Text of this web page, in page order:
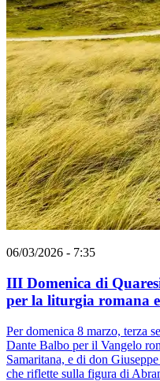
06/03/2026 - 7:35
III Domenica di
per la liturgia romana
Per domenica 8 marzo, terza
Dante Balbo per il Vangelo
Samaritana, e di don
che riflette sulla figura di